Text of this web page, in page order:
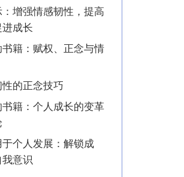
增强情感韧性，提高
成长
籍：赋权、正念与情
的正念技巧
籍：个人成长的变革
个人发展：解锁成
意识